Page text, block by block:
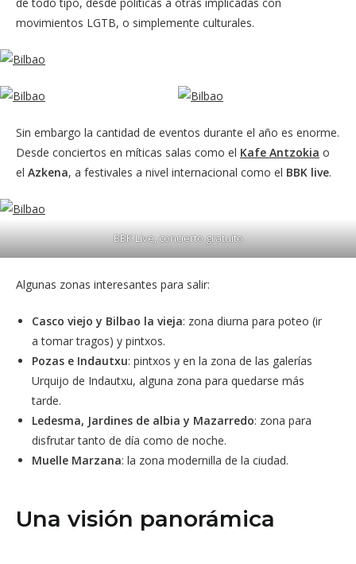
movimientos LGTB, o simplemente culturales.
Sin embargo la cantidad de eventos durante el año es enorme.
Desde conciertos en míticas salas como el Kafe Antzokia o
el Azkena, a festivales a nivel internacional como el BBK live.
BBK Live, concierto gratuito
Algunas zonas interesantes para salir:
Casco viejo y Bilbao la vieja: zona diurna para poteo (ir
a tomar tragos) y pintxos.
Pozas e Indautxu: pintxos y en la zona de las galerías
Urquijo de Indautxu, alguna zona para quedarse más
tarde.
Ledesma, Jardines de albia y Mazarredo: zona para
disfrutar tanto de día como de noche.
Muelle Marzana: la zona modernilla de la ciudad.
Una visión panorámica